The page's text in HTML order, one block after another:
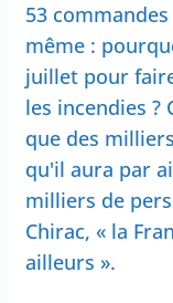
53
même :
juillet pour
les incendies ?
que des
qu'il aura par
milliers de
Chirac, « la
ailleurs ».